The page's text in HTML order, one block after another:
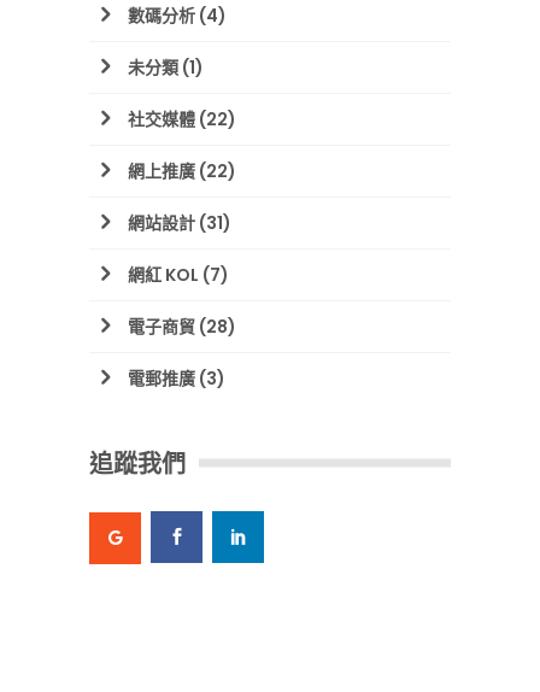
數碼分析 (4)
未分類 (1)
社交媒體 (22)
網上推廣 (22)
網站設計 (31)
網紅 KOL (7)
電子商貿 (28)
電郵推廣 (3)
追蹤我們